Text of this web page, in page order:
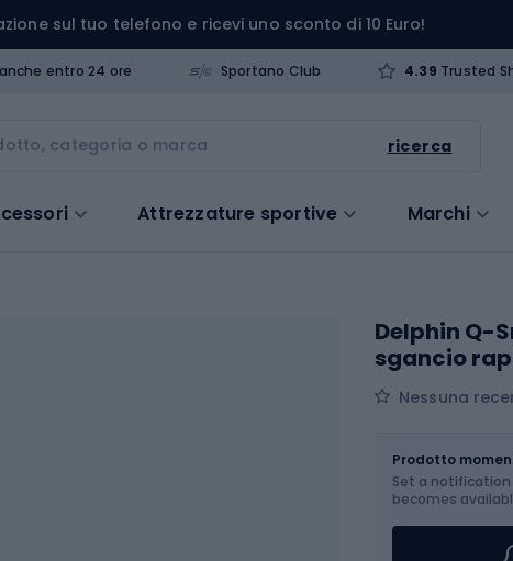
sul tuo telefono e ricevi uno sconto di 10 Euro!
entro 24 ore Sportano Club 4.39 Trusted
ricerca
Attrezzature sportive Marchi
Delphin Q-
sgancio
Nessuna
Scegli
Prodotto
Set a
becomes